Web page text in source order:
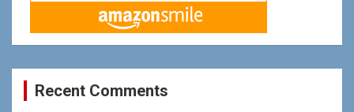
Recent Comments